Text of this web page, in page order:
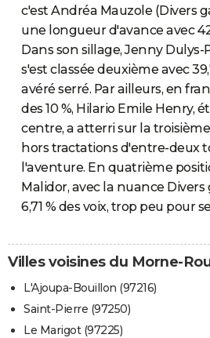
c'est Andréa Mauzole (Divers
une longueur d'avance avec
Dans son sillage, Jenny
s'est classée deuxième avec
avéré serré. Par ailleurs, en
des 10 %, Hilario Emile Henry,
centre, a atterri sur la
hors tractations d'entre-deux
l'aventure. En quatrième
Malidor, avec la nuance
6,71 % des voix, trop peu pour
Villes voisines du Morne-
L'Ajoupa-Bouillon (97216)
Saint-Pierre (97250)
Le Marigot (97225)